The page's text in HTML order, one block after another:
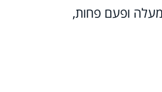
ופעם פחות,